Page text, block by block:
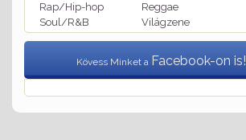
Rap/Hip-hop
Reggae
Soul/R&B
Világzene
Kövess Minket a Facebook-on is!